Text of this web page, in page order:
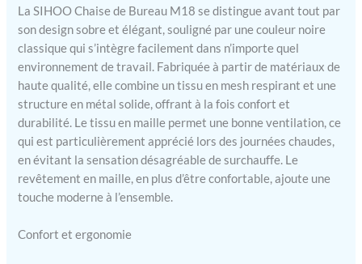
offrent une expérience
personnalisée. ★[Dossier
en maille respirante]Les
fauteuil de bureau en
maille de haute qualité ont
des dossiers élastiques qui
vous procurent une
sensation de fraîcheur et
une position assise
confortable.Il favorise une
bonne circulation de l'air,
élimine la sueur et
La SIHOO Chaise de Bureau M18 se distingue avant tout par
son design sobre et élégant, souligné par une couleur noire
classique qui s’intègre facilement dans n’importe quel
environnement de travail. Fabriquée à partir de matériaux de
haute qualité, elle combine un tissu en mesh respirant et une
structure en métal solide, offrant à la fois confort et
durabilité. Le tissu en maille permet une bonne ventilation, ce
qui est particulièrement apprécié lors des journées chaudes,
en évitant la sensation désagréable de surchauffe. Le
revêtement en maille, en plus d’être confortable, ajoute une
touche moderne à l’ensemble.
Confort et ergonomie